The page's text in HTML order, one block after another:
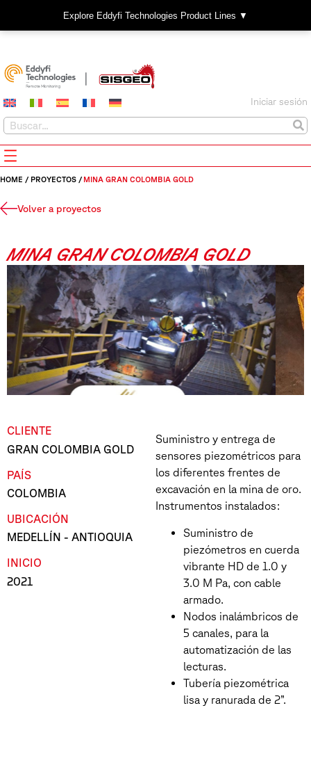
Explore Eddyfi Technologies Product Lines ▼
Iniciar sesión
HOME / PROYECTOS / MINA GRAN COLOMBIA GOLD
Volver a proyectos
MINA GRAN COLOMBIA GOLD
CLIENTE
GRAN COLOMBIA GOLD
PAÍS
COLOMBIA
UBICACIÓN
MEDELLÍN - ANTIOQUIA
INICIO
2021
Suministro y entrega de
sensores piezométricos para
los diferentes frentes de
excavación en la mina de oro.
Instrumentos instalados:
Suministro de
piezómetros en cuerda
vibrante HD de 1.0 y
3.0 M Pa, con cable
armado.
Nodos inalámbricos de
5 canales, para la
automatización de las
lecturas.
Tubería piezométrica
lisa y ranurada de 2”.